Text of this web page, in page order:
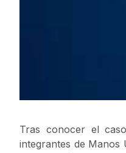
Tras conocer el
integrantes de